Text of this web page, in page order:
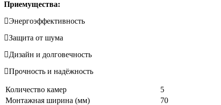
Приемущества:
Энергоэффективность
Защита от шума
Дизайн и долговечность
Прочность и надёжность
Количество камер
5
Монтажная ширина (мм)
70